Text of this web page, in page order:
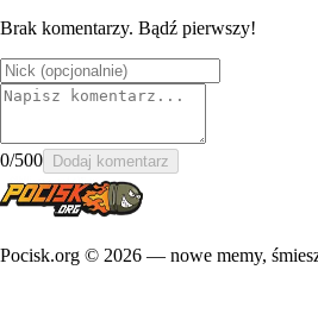
Brak komentarzy. Bądź pierwszy!
0/500 Dodaj komentarz
Pocisk.org © 2026 — nowe memy,